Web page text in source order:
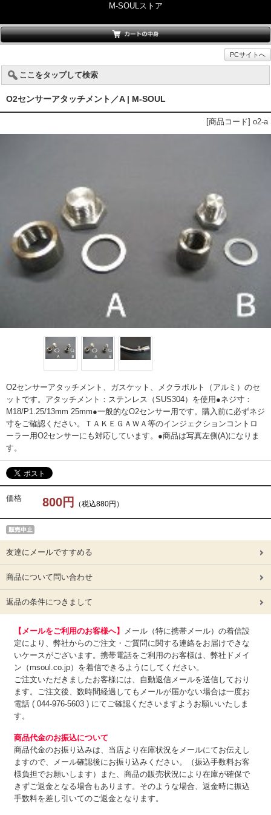
M-SOULストア
PCサイトへ
ここをタップして検索
O2センサーアタッチメント／A | M-SOUL
[商品コード] o2-a
O2センサーアタッチメント、ガスケット、メクラボルト（アルミ）のセ
ットです。アタッチメント：ステンレス（SUS304）を使用●ネジ寸：
M18/P1.25/13mm 25mm●一般的なO2センサー用です。購入前に必ずネジ
寸をご確認ください。ＴＡＫＥＧＡＷＡ等のインジェクションコントロ
ーラー用O2センサーにも対応しています。●商品は写真左側(A)になりま
す。
価格 800円 （税込880円）
友達にメールですすめる
商品について問い合わせ
返品の条件につきまして
【メールをご利用のお客様へ】
メール（特に携帯メール）の着信設
定により、弊社からのご注文・ご質問に関する連絡をお届けできな
いケースがございます。携帯電話をご利用のお客様は、弊社ドメイ
ン（msoul.co.jp）を着信できるようにしてください。
ご注文いただきましたお客様には、自動返信メールを送信しており
ます。ご注文後、数時間経過してもメールが届かない場合は一度お
電話 ( 044-976-5603 ) にてご確認くださいますようお願いいたしま
す。
商品代金のお振込について
商品代金のお振り込みは、 当店より在庫状況をメールにてお伝えし
ますので、メール確認後にお振り込みください。（振込手数料お客
様負担でお願いします）また、商品の販売状況により在庫が確保で
きずご返金となる場合もあります。そのような場合、返金時に振込
手数料を差し引いてのご返金となります。